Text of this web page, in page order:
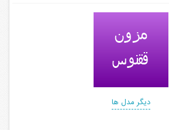
دیگر مدل ها